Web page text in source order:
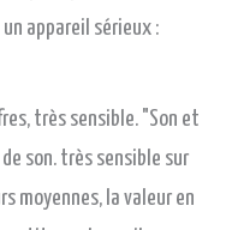
appareil sérieux :
très sensible. "Son et
son. très sensible sur
moyennes, la valeur en